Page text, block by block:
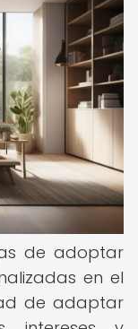
de adoptar
en el
de adaptar